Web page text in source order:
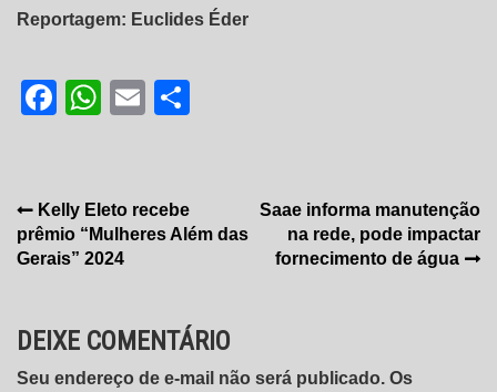
Reportagem: Euclides Éder
Facebook
WhatsApp
Email
Navegação
de
Kelly Eleto recebe
prêmio “Mulheres Além das
Gerais” 2024
Saae informa manutenção
na rede, pode impactar
fornecimento de água
DEIXE COMENTÁRIO
Seu endereço de e-mail não será publicado. Os